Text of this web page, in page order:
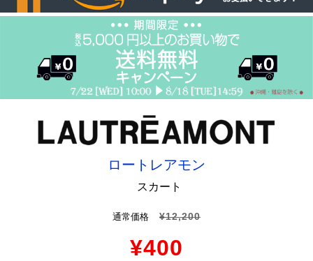
ロートレアモン
スカート
通常価格 ¥12,200
¥400